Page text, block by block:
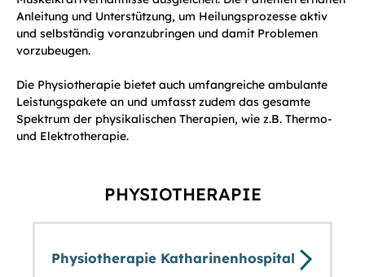
Anleitung und Unterstützung, um Heilungsprozesse aktiv
und selbständig voranzubringen und damit Problemen
vorzubeugen.
Die Physiotherapie bietet auch umfangreiche ambulante
Leistungspakete an und umfasst zudem das gesamte
Spektrum der physikalischen Therapien, wie z.B. Thermo-
und Elektrotherapie.
PHYSIOTHERAPIE
Physiotherapie Katharinenhospital